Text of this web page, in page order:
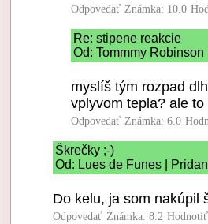
Odpovedať Známka: 10.0
Re: stipene reakcie
Od: Tommmy
myslíš tým rozpad
vplyvom tepla? ale
Odpovedať Známka: 6.0
Škrečky ;-)
Od: Lues de Funes |
Do kelu, ja som nakúpil
Odpovedať Známka: 8.2